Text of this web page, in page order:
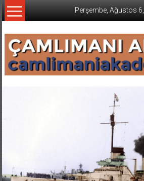
İçeriğe
geç
Perşembe, Ağustos